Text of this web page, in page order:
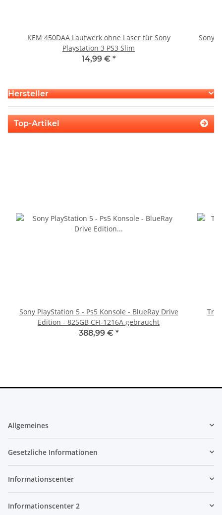
KEM 450DAA Laufwerk ohne Laser für Sony
Playstation 3 PS3 Slim
14,99 € *
Sony
Hersteller
Top-Artikel
Sony PlayStation 5 - Ps5 Konsole - BlueRay Drive
Edition - 825GB CFI-1216A gebraucht
388,99 € *
Allgemeines
Gesetzliche Informationen
Informationscenter
Informationscenter 2